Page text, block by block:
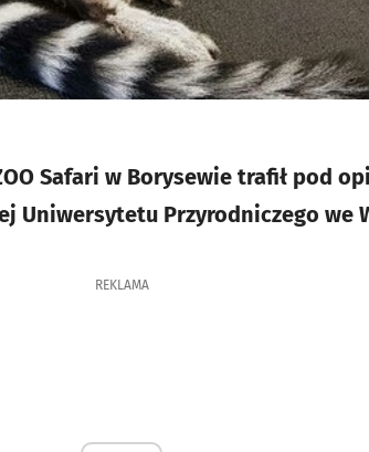
Safari w Borysewie trafił pod
Uniwersytetu Przyrodniczego we
REKLAMA